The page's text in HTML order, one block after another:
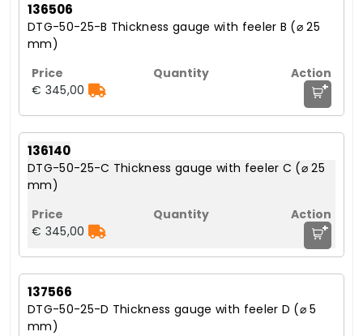
136506
DTG-50-25-B Thickness gauge with feeler B (⌀ 25
mm)
€ 345,00 +
136140
DTG-50-25-C Thickness gauge with feeler C (⌀ 25
mm)
€ 345,00 +
137566
DTG-50-25-D Thickness gauge with feeler D (⌀ 5
mm)